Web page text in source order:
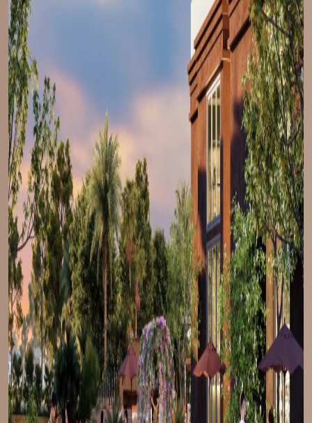
TRANG CHỦ
GIỚI THIỆU
TIỆN ÍCH
MẶT BẰNG
VR 360
THƯ VIỆN
TIN TỨC
LIÊN HỆ